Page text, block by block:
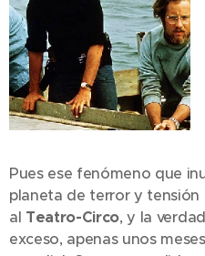
Pues ese fenómeno que
planeta de terror y tensión
al Teatro-Circo, y la
exceso, apenas unos